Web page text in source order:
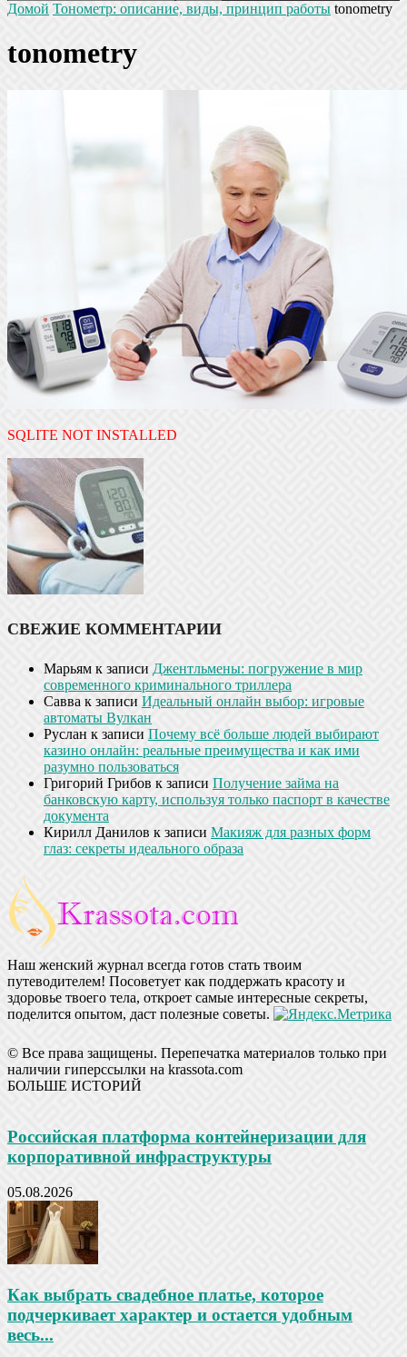
Домой Тонометр: описание, виды, принцип работы tonometry
tonometry
SQLITE NOT INSTALLED
СВЕЖИЕ КОММЕНТАРИИ
Марьям к записи Джентльмены: погружение в мир
современного криминального триллера
Савва к записи Идеальный онлайн выбор: игровые
автоматы Вулкан
Руслан к записи Почему всё больше людей выбирают
казино онлайн: реальные преимущества и как ими
разумно пользоваться
Григорий Грибов к записи Получение займа на
банковскую карту, используя только паспорт в качестве
документа
Кирилл Данилов к записи Макияж для разных форм
глаз: секреты идеального образа
Наш женский журнал всегда готов стать твоим
путеводителем! Посоветует как поддержать красоту и
здоровье твоего тела, откроет самые интересные секреты,
поделится опытом, даст полезные советы.
© Все права защищены. Перепечатка материалов только при
наличии гиперссылки на krassota.com
БОЛЬШЕ ИСТОРИЙ
Российская платформа контейнеризации для
корпоративной инфраструктуры
05.08.2026
Как выбрать свадебное платье, которое
подчеркивает характер и остается удобным
весь...